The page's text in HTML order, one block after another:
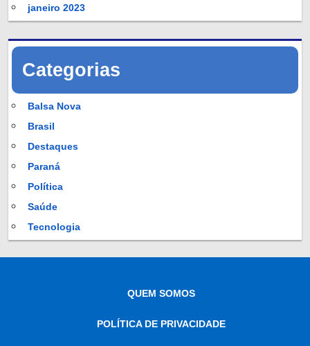
janeiro 2023
Categorias
Balsa Nova
Brasil
Destaques
Paraná
Política
Saúde
Tecnologia
QUEM SOMOS
POLÍTICA DE PRIVACIDADE